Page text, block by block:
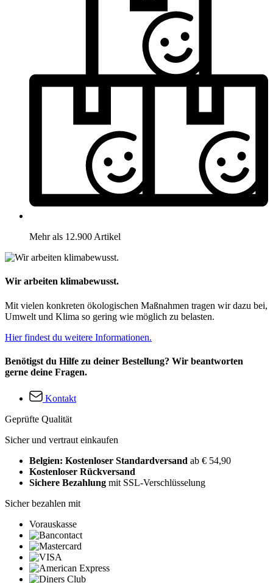
Mehr als 12.900 Artikel
Wir arbeiten klimabewusst.
Mit vielen konkreten ökologischen Maßnahmen tragen wir dazu bei,
Umwelt und Klima so gering wie möglich zu belasten.
Hier findest du weitere Informationen.
Benötigst du Hilfe zu deiner Bestellung? Wir beantworten
gerne deine Fragen.
Kontakt
Geprüfte Qualität
Sicher und vertraut einkaufen
Belgien: Kostenloser Standardversand ab € 54,90
Kostenloser Rückversand
Sichere Bezahlung mit SSL-Verschlüsselung
Sicher bezahlen mit
Vorauskasse